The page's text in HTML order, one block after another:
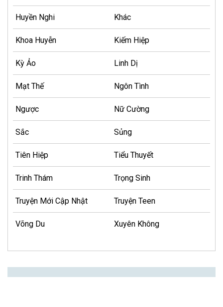
Huyền Nghi Khác
Khoa Huyễn Kiếm Hiệp
Kỳ Ảo Linh Dị
Mạt Thế Ngôn Tình
Ngược Nữ Cường
Sắc Sủng
Tiên Hiệp Tiểu Thuyết
Trinh Thám Trọng Sinh
Truyện Mới Cập Nhật Truyện Teen
Võng Du Xuyên Không